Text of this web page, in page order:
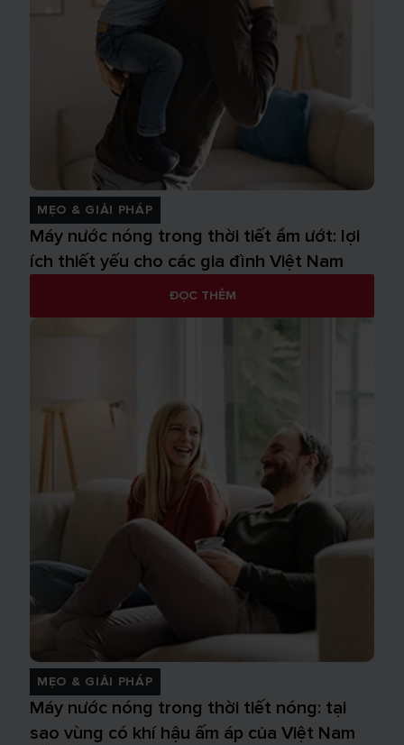
MẸO & GIẢI PHÁP
Máy nước nóng trong thời tiết ẩm ướt: lợi
ích thiết yếu cho các gia đình Việt Nam
ĐỌC THÊM
MẸO & GIẢI PHÁP
Máy nước nóng trong thời tiết nóng: tại
sao vùng có khí hậu ấm áp của Việt Nam